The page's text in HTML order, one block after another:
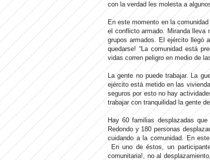
con la verdad les molesta a
En este momento en la
el conflicto armado. Miranda lleva
grupos armados. El ejército llegó
quedarse! “La comunidad está
vidas corren peligro en medio de
La gente no puede trabajar. La
ejército está metido en las
seguros por esto no hay
trabajar con tranquilidad la gente
Hay 60 familias desplazadas
Redondo y 180 personas
cuidando a la comunidad. En
En uno de éstos, un
comunitaria!, no al